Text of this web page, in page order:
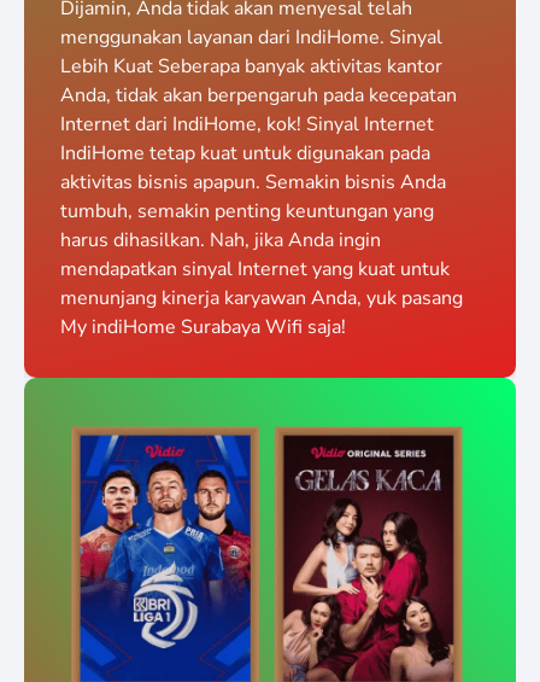
Dijamin, Anda tidak akan menyesal telah
menggunakan layanan dari IndiHome. Sinyal
Lebih Kuat Seberapa banyak aktivitas kantor
Anda, tidak akan berpengaruh pada kecepatan
Internet dari IndiHome, kok! Sinyal Internet
IndiHome tetap kuat untuk digunakan pada
aktivitas bisnis apapun. Semakin bisnis Anda
tumbuh, semakin penting keuntungan yang
harus dihasilkan. Nah, jika Anda ingin
mendapatkan sinyal Internet yang kuat untuk
menunjang kinerja karyawan Anda, yuk pasang
My indiHome Surabaya Wifi saja!